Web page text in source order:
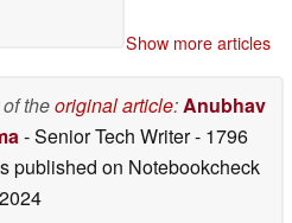
Show more articles
theoriginal article:Anubhav
- Senior Tech Writer- 1796
published on Notebookcheck